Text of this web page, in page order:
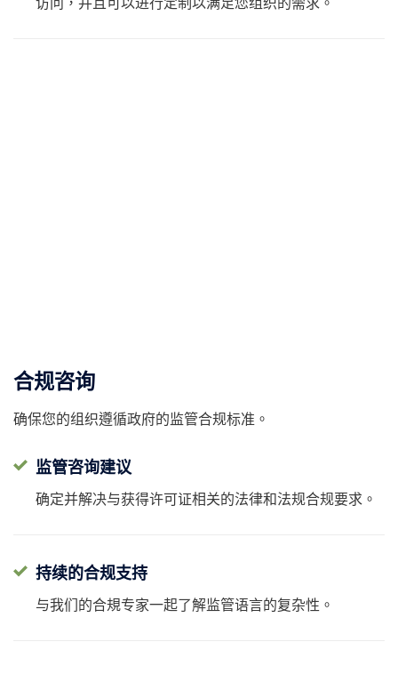
合规咨询
确保您的组织遵循政府的监管合规标准。
监管咨询建议
确定并解决与获得许可证相关的法律和法规合规要求。
持续的合规支持
与我们的合規专家一起了解监管语言的复杂性。